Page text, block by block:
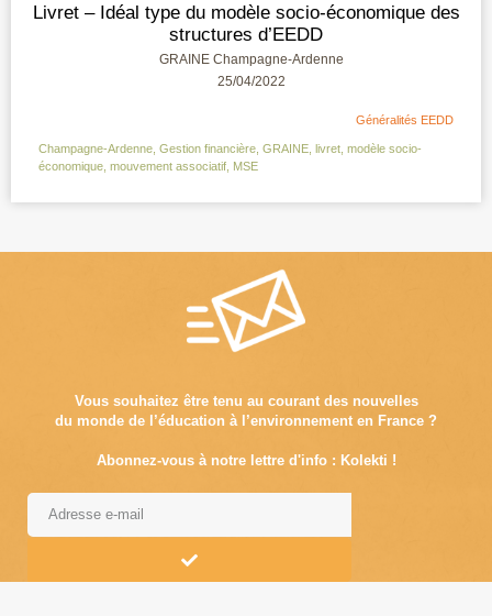
Livret – Idéal type du modèle socio-économique des
structures d’EEDD
GRAINE Champagne-Ardenne
25/04/2022
Généralités EEDD
Champagne-Ardenne Gestion financière GRAINE livret modèle socio-
économique mouvement associatif MSE
Vous souhaitez être tenu au courant des nouvelles
du monde de l’éducation à l’environnement en France ?
Abonnez-vous à notre lettre d'info : Kolekti !